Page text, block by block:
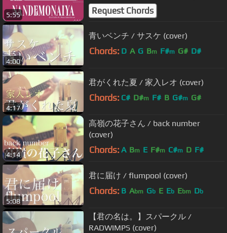
5:55
[Kan_Rom_Eng]
Request Chords
4:00
青いベンチ / サスケ (cover)
Chords: D A G Bm F#m G# D#
4:17
君がくれた夏 / 家入レオ (cover)
Chords: C# D#m F# B G#m G#
4:14
高嶺の花子さん / back number
(cover)
Chords: A Bm E F#m C#m D F#
5:08
君に届け / flumpool (cover)
Chords: B Abm Gb E Eb Ebm Db
【君の名は。】スパークル /
RADWIMPS (cover)